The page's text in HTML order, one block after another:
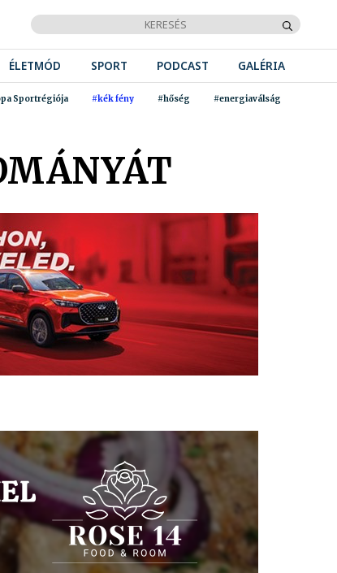
ÉLETMÓD SPORT PODCAST GALÉRIA
Sportrégiója #kék fény #hőség #energiaválság